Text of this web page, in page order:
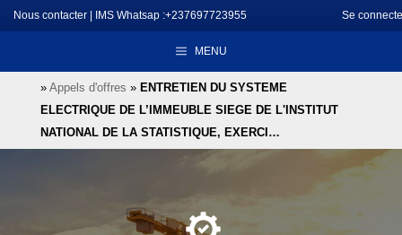
Aller
au
Nous contacter IMS Whatsap :+237697723955 Se
MENU
» Appels d'offres » ENTRETIEN DU SYSTEME
ELECTRIQUE DE L’IMMEUBLE SIEGE DE L'INSTITUT
NATIONAL DE LA STATISTIQUE, EXERCI…